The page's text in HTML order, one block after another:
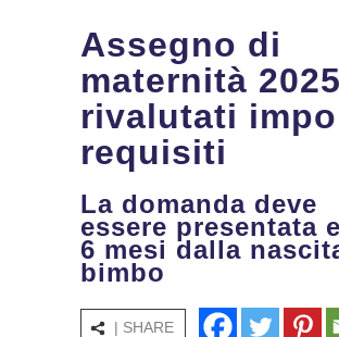
Assegno di
maternità
rivalutati
requisiti
La domanda deve
essere presentata
6 mesi dalla
bimbo
| SHARE